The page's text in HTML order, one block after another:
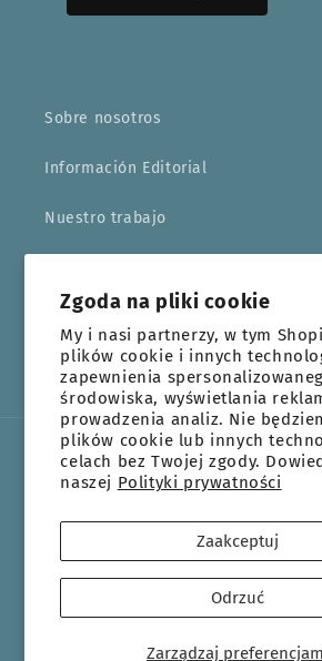
Zgoda na pliki cookie
My i nasi partnerzy, w tym
plików cookie i innych
zapewnienia
środowiska, wyświetlania
prowadzenia analiz. Nie
plików cookie lub innych
celach bez Twojej zgody.
naszej Polityki prywatności
Zarządzaj
Zaakceptuj
Odrzuć
Sobre nosotros
Información Editorial
Nuestro trabajo
FacebookInstagramYoutube
Język
Metody
© 2026,Villa Católica Technologia Shopify
Polityka zwrotu kosztów Polityka